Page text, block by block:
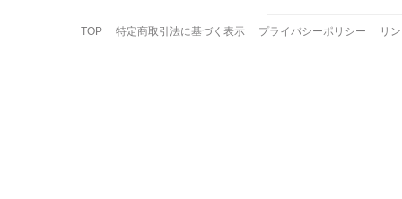
TOP 特定商取引法に基づく表示 プライバシーポリシー リ